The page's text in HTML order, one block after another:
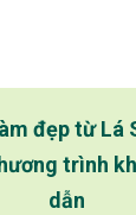
đẹp từ Lá
trình
dẫn